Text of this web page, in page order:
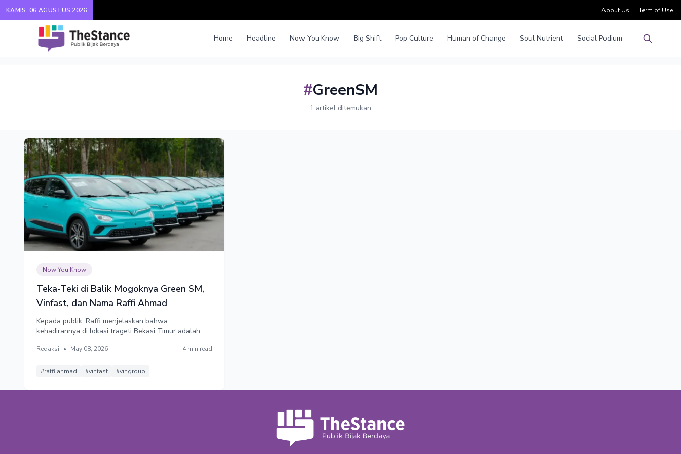
KAMIS, 06 AGUSTUS 2026 About Us Term of Use
Home Headline Now You Know Big Shift Pop Culture Human of Change Soul Nutrient
Social Podium
#GreenSM
1 artikel ditemukan
Now You Know
Teka-Teki di Balik Mogoknya Green SM,
Vinfast, dan Nama Raffi Ahmad
Kepada publik, Raffi menjelaskan bahwa
kehadirannya di lokasi trageti Bekasi Timur adalah
untuk membendung kecurigaan netizen. Dugaan
taksi asal Vietnam itu menyeruak.
Redaksi • May 08, 2026 4 min read
#raffi ahmad #vinfast #vingroup